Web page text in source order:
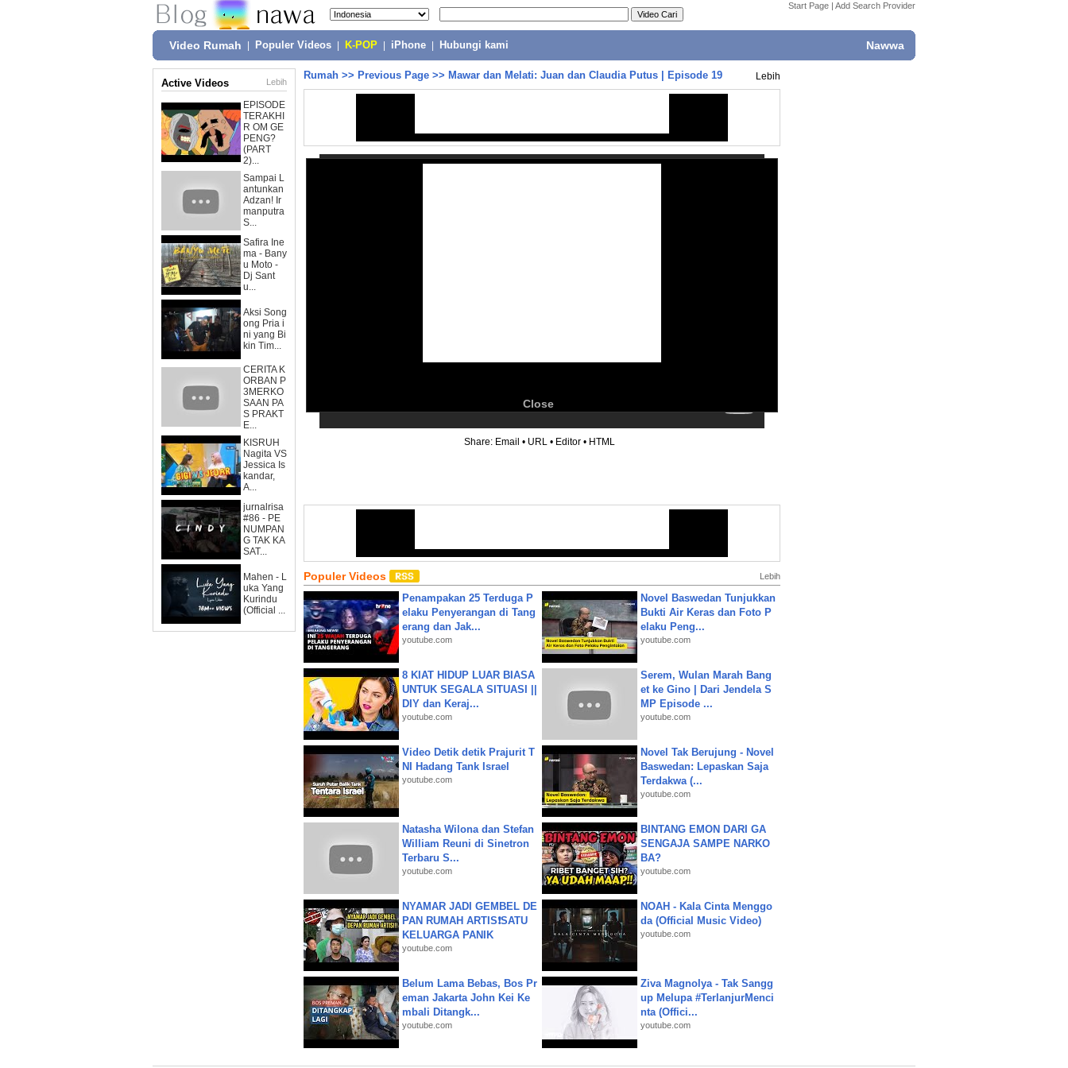
Start Page | Add Search Provider
Video Rumah Populer Videos K-POP iPhone Hubungi kami Nawwa
Active Videos Lebih
EPISODE
TERAKHI
R OM GE
PENG?
(PART
2)...
Sampai L
antunkan
Adzan! Ir
manputra
S...
Safira Ine
ma - Bany
u Moto -
Dj Sant
u...
Aksi Song
ong Pria i
ni yang Bi
kin Tim...
CERITA K
ORBAN P
3MERKO
SAAN PA
S PRAKT
E...
KISRUH
Nagita VS
Jessica Is
kandar,
A...
jurnalrisa
#86 - PE
NUMPAN
G TAK KA
SAT...
Mahen - L
uka Yang
Kurindu
(Official ...
Rumah >> Previous Page >> Mawar dan Melati: Juan dan Claudia Putus | Episode 19 Lebih
Close
Share: Email • URL • Editor • HTML
Populer Videos Lebih
Penampakan 25 Terduga P
elaku Penyerangan di Tang
erang dan Jak...
youtube.com
Novel Baswedan Tunjukkan
Bukti Air Keras dan Foto P
elaku Peng...
youtube.com
8 KIAT HIDUP LUAR BIASA
UNTUK SEGALA SITUASI ||
DIY dan Keraj...
youtube.com
Serem, Wulan Marah Bang
et ke Gino | Dari Jendela S
MP Episode ...
youtube.com
Video Detik detik Prajurit T
NI Hadang Tank Israel
youtube.com
Novel Tak Berujung - Novel
Baswedan: Lepaskan Saja
Terdakwa (...
youtube.com
Natasha Wilona dan Stefan
William Reuni di Sinetron
Terbaru S...
youtube.com
BINTANG EMON DARI GA
SENGAJA SAMPE NARKO
BA?
youtube.com
NYAMAR JADI GEMBEL DE
PAN RUMAH ARTIS❗SATU
KELUARGA PANIK
youtube.com
NOAH - Kala Cinta Menggo
da (Official Music Video)
youtube.com
Belum Lama Bebas, Bos Pr
eman Jakarta John Kei Ke
mbali Ditangk...
youtube.com
Ziva Magnolya - Tak Sangg
up Melupa #TerlanjurMenci
nta (Offici...
youtube.com